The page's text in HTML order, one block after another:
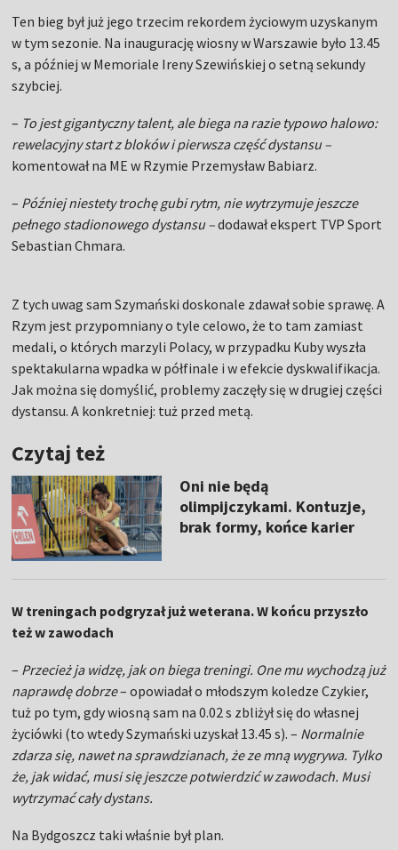
Ten bieg był już jego trzecim rekordem życiowym uzyskanym
w tym sezonie. Na inaugurację wiosny w Warszawie było 13.45
s, a później w Memoriale Ireny Szewińskiej o setną sekundy
szybciej.
– To jest gigantyczny talent, ale biega na razie typowo halowo:
rewelacyjny start z bloków i pierwsza część dystansu –
komentował na ME w Rzymie Przemysław Babiarz.
– Później niestety trochę gubi rytm, nie wytrzymuje jeszcze
pełnego stadionowego dystansu –dodawał ekspert TVP Sport
Sebastian Chmara.
Z tych uwag sam Szymański doskonale zdawał sobie sprawę. A
Rzym jest przypomniany o tyle celowo, że to tam zamiast
medali, o których marzyli Polacy, w przypadku Kuby wyszła
spektakularna wpadka w półfinale i w efekcie dyskwalifikacja.
Jak można się domyślić, problemy zaczęły się w drugiej części
dystansu. A konkretniej: tuż przed metą.
Czytaj też
Oni nie będą
olimpijczykami. Kontuzje,
brak formy, końce karier
W treningach podgryzał już weterana. W końcu przyszło
też w zawodach
– Przecież ja widzę, jak on biega treningi. One mu wychodzą już
naprawdę dobrze– opowiadał o młodszym koledze Czykier,
tuż po tym, gdy wiosną sam na 0.02 s zbliżył się do własnej
życiówki (to wtedy Szymański uzyskał 13.45 s). – Normalnie
zdarza się, nawet na sprawdzianach, że ze mną wygrywa. Tylko
że, jak widać, musi się jeszcze potwierdzić w zawodach. Musi
wytrzymać cały dystans.
Na Bydgoszcz taki właśnie był plan.